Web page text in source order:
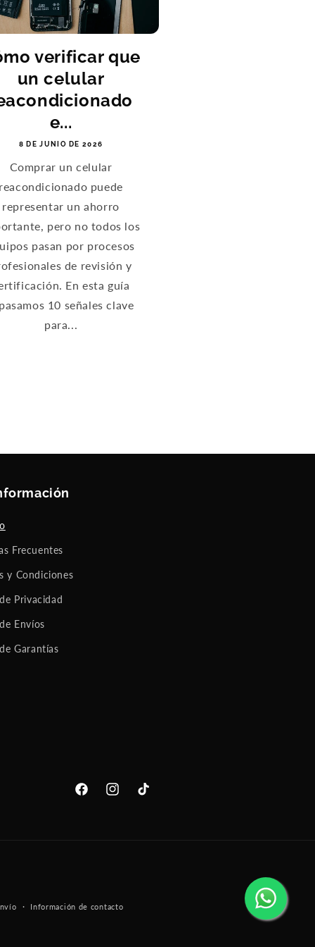
verificar que
un celular
e...
8 DE JUNIO DE 2026
Comprar un celular
reacondicionado puede
representar un ahorro
pero no todos los
pasan por procesos
de revisión y
En esta guía
10 señales clave
para...
Frecuentes
y Condiciones
Privacidad
Envíos
Garantías
FacebookInstagramTikTok
Información de contacto